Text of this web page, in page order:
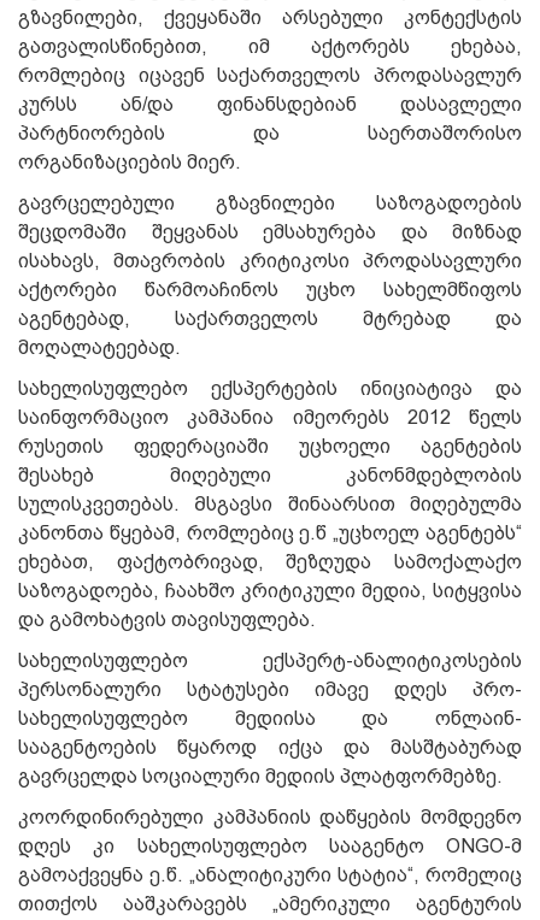
გზავნილები, ქვეყანაში არსებული კონტექსტის
გათვალისწინებით, იმ აქტორებს ეხებაა,
რომლებიც იცავენ საქართველოს პროდასავლურ
კურსს ან/და ფინანსდებიან დასავლელი
პარტნიორების და საერთაშორისო
ორგანიზაციების მიერ.
გავრცელებული გზავნილები საზოგადოების
შეცდომაში შეყვანას ემსახურება და მიზნად
ისახავს, მთავრობის კრიტიკოსი პროდასავლური
აქტორები წარმოაჩინოს უცხო სახელმწიფოს
აგენტებად, საქართველოს მტრებად და
მოღალატეებად.
სახელისუფლებო ექსპერტების ინიციატივა და
საინფორმაციო კამპანია იმეორებს 2012 წელს
რუსეთის ფედერაციაში უცხოელი აგენტების
შესახებ მიღებული კანონმდებლობის
სულისკვეთებას. Მსგავსი შინაარსით მიღებულმა
კანონთა წყებამ, რომლებიც ე.წ „უცხოელ აგენტებს“
ეხებათ, ფაქტობრივად, შეზღუდა სამოქალაქო
საზოგადოება, ჩაახშო კრიტიკული მედია, სიტყვისა
და გამოხატვის თავისუფლება.
სახელისუფლებო ექსპერტ-ანალიტიკოსების
პერსონალური სტატუსები იმავე დღეს პრო-
სახელისუფლებო მედიისა და ონლაინ-
სააგენტოების წყაროდ იქცა და მასშტაბურად
გავრცელდა სოციალური მედიის პლატფორმებზე.
კოორდინირებული კამპანიის დაწყების მომდევნო
დღეს კი სახელისუფლებო სააგენტო ONGO-მ
გამოაქვეყნა ე.წ. „ანალიტიკური სტატია“, რომელიც
თითქოს ააშკარავებს „ამერიკული აგენტურის